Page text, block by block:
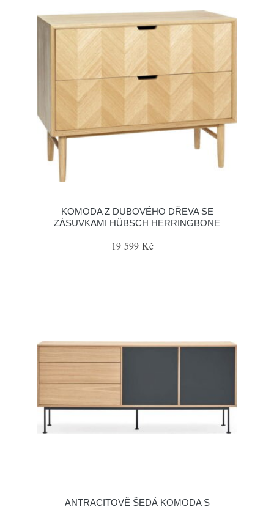
KOMODA Z DUBOVÉHO DŘEVA SE
ZÁSUVKAMI HÜBSCH HERRINGBONE
19 599 Kč
ANTRACITOVĚ ŠEDÁ KOMODA S